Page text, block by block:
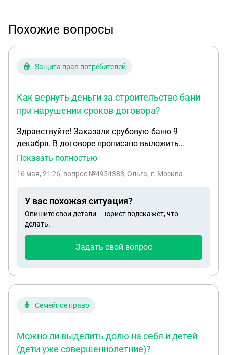
Похожие вопросы
Защита прав потребителей
Как вернуть деньги за строительство бани
при нарушении сроков договора?
Здравствуйте! Заказали срубовую баню 9
декабря. В договоре прописано выложить
фундамент до 25 января. Они это сделали и на
нам не строить баню дальше, либо обещают, но
на руки 380 т без расписки. Можно ли отказаться
от их услуг и потребовать возврат денежных
средств. Фирма СтройДом. Самара.
Показать полностью
16 мая, 21:26, вопрос №4954383, Ольга, г. Москва
У вас похожая ситуация?
Опишите свои детали — юрист подскажет, что
делать.
Задать свой вопрос
Семейное право
Можно ли выделить долю на себя и детей
(дети уже совершеннолетние)?